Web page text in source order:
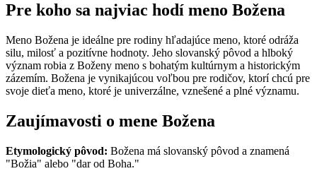
Pre koho sa najviac hodí meno Božena
Meno Božena je ideálne pre rodiny hľadajúce meno, ktoré odráža
silu, milosť a pozitívne hodnoty. Jeho slovanský pôvod a hlboký
význam robia z Boženy meno s bohatým kultúrnym a historickým
zázemím. Božena je vynikajúcou voľbou pre rodičov, ktorí chcú pre
svoje dieťa meno, ktoré je univerzálne, vznešené a plné významu.
Zaujímavosti o mene Božena
Etymologický pôvod: Božena má slovanský pôvod a znamená
"Božia" alebo "dar od Boha."